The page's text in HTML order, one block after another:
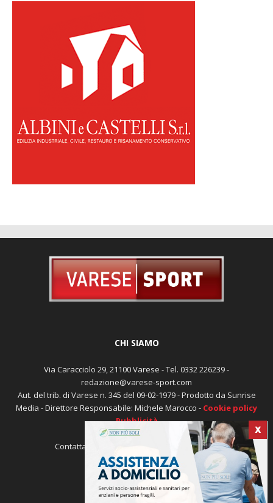
X
CHI SIAMO
Via Caracciolo 29, 21100 Varese - Tel. 0332 226239 -
redazione@varese-sport.com
Aut. del trib. di Varese n. 345 del 09-02-1979 - Prodotto da Sunrise
Media - Direttore Responsabile: Michele Marocco - Cookie policy
Pubblicità
Contattaci: redazione@varese-sport.com
SEGUICI